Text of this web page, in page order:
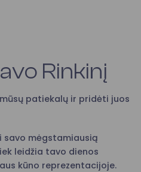
Rinkinį
patiekalų ir pridėti juos
savo mėgstamiausią
leidžia tavo dienos
kūno reprezentacijoje.